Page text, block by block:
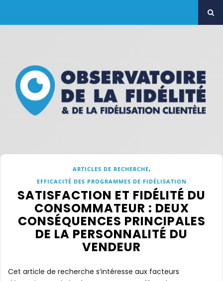
ARTICLES DE RECHERCHE,
EFFICACITÉ DES PROGRAMMES DE FIDÉLISATION
SATISFACTION ET FIDÉLITÉ DU
CONSOMMATEUR : DEUX
CONSÉQUENCES PRINCIPALES
DE LA PERSONNALITÉ DU
VENDEUR
Cet article de recherche s’intéresse aux facteurs